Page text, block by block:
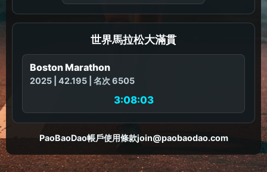
世界馬拉松大滿貫
Boston Marathon
2025 | 42.195 | 名次 6505
3:08:03
PaoBaoDao帳戶使用條款join@paobaodao.com